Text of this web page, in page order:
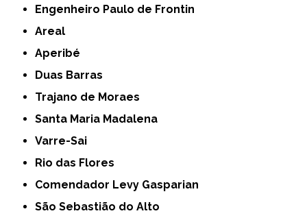
Engenheiro Paulo de Frontin
Areal
Aperibé
Duas Barras
Trajano de Moraes
Santa Maria Madalena
Varre-Sai
Rio das Flores
Comendador Levy Gasparian
São Sebastião do Alto